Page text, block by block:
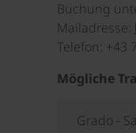
Buchung
Mailadresse:
Telefon: +43
Mögliche
Grado -